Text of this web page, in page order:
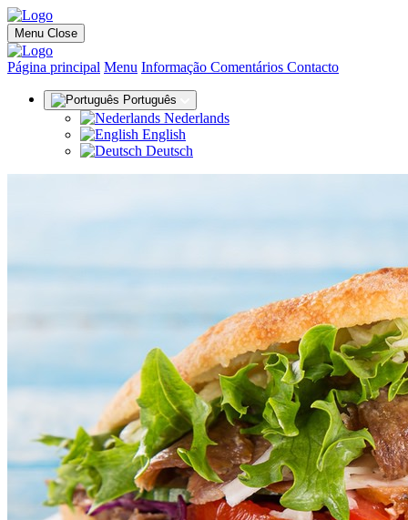
Menu Close
Página principal Menu Informação Comentários Contacto(actual)
Português
Nederlands
English
Deutsch